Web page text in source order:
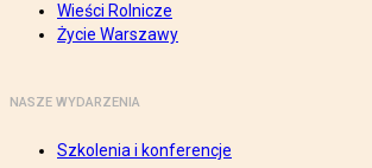
Wieści Rolnicze
Życie Warszawy
NASZE WYDARZENIA
Szkolenia i konferencje